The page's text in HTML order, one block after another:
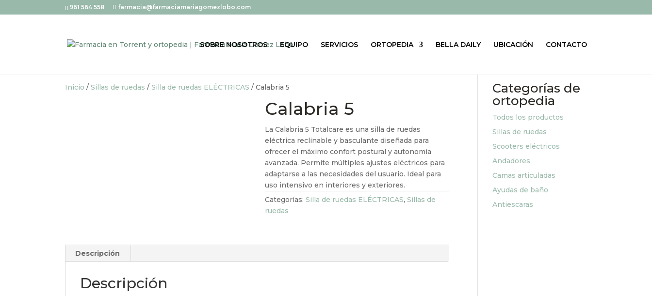
961 564 558 farmacia@farmaciamariagomezlobo.com
SOBRE NOSOTROS EQUIPO SERVICIOS ORTOPEDIA BELLA DAILY UBICACIÓN CONTACTO
Inicio /Sillas de ruedas /Silla de ruedas ELÉCTRICAS / Calabria 5
Calabria 5
La Calabria 5 Totalcare es una silla de ruedas
eléctrica reclinable y basculante diseñada para
ofrecer el máximo confort postural y autonomía
avanzada. Permite múltiples ajustes eléctricos para
adaptarse a las necesidades del usuario. Ideal para
uso intensivo en interiores y exteriores.
Categorías:Silla de ruedas ELÉCTRICAS,Sillas de
ruedas
Descripción
Descripción
Categorías de
ortopedia
Todos los productos
Sillas de ruedas
Scooters eléctricos
Andadores
Camas articuladas
Ayudas de baño
Antiescaras